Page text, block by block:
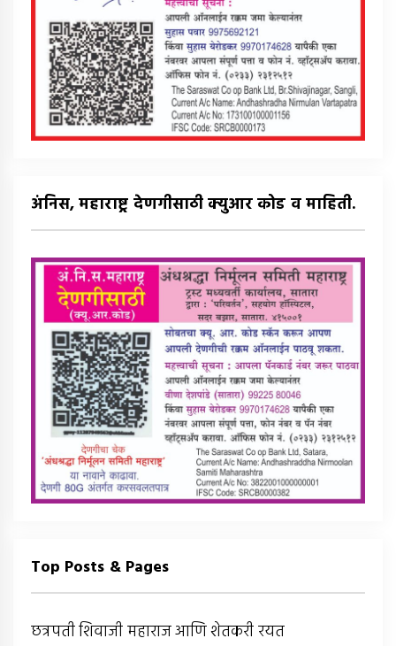
अंनिस, महाराष्ट्र देणगीसाठी क्युआर कोड व माहिती.
Top Posts & Pages
छत्रपती शिवाजी महाराज आणि शेतकरी रयत